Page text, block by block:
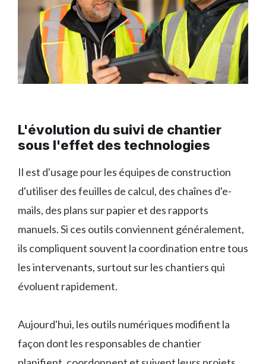
L'évolution du suivi de chantier
sous l'effet des technologies
Il est d'usage pour les équipes de construction
d'utiliser des feuilles de calcul, des chaînes d'e-
mails, des plans sur papier et des rapports
manuels. Si ces outils conviennent généralement,
ils compliquent souvent la coordination entre tous
les intervenants, surtout sur les chantiers qui
évoluent rapidement.
Aujourd'hui, les outils numériques modifient la
façon dont les responsables de chantier